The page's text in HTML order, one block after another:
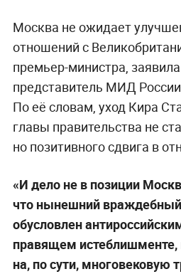
Москва не ожидает
отношений с
премьер-министра,
представитель МИД
По её словам, уход Кира
главы правительства не
но позитивного сдвига в
«И дело не в позиции
что нынешний враждебный
обусловлен
правящем истеблишменте,
на, по сути, многовековую